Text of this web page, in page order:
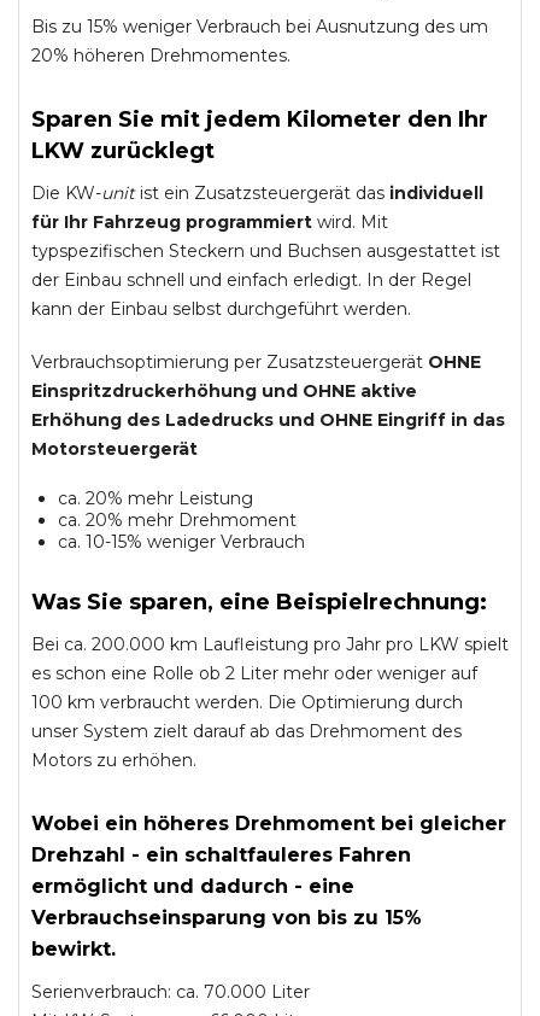
Bis zu 15% weniger Verbrauch bei Ausnutzung des um
20% höheren Drehmomentes.
Sparen Sie mit jedem Kilometer den Ihr
LKW zurücklegt
Die KW-unitist ein Zusatzsteuergerät das individuell
für Ihr Fahrzeug programmiert wird. Mit
typspezifischen Steckern und Buchsen ausgestattet ist
der Einbau schnell und einfach erledigt. In der Regel
kann der Einbau selbst durchgeführt werden.
Verbrauchsoptimierung per Zusatzsteuergerät OHNE
Einspritzdruckerhöhung und OHNE aktive
Erhöhung des Ladedrucks und OHNE Eingriff in das
Motorsteuergerät
ca. 20% mehr Leistung
ca. 20% mehr Drehmoment
ca. 10-15% weniger Verbrauch
Was Sie sparen, eine Beispielrechnung:
Bei ca. 200.000 km Laufleistung pro Jahr pro LKW spielt
es schon eine Rolle ob 2 Liter mehr oder weniger auf
100 km verbraucht werden. Die Optimierung durch
unser System zielt darauf ab das Drehmoment des
Motors zu erhöhen.
Wobei ein höheres Drehmoment bei gleicher
Drehzahl - ein schaltfauleres Fahren
ermöglicht und dadurch - eine
Verbrauchseinsparung von bis zu 15%
bewirkt.
Serienverbrauch: ca. 70.000 Liter